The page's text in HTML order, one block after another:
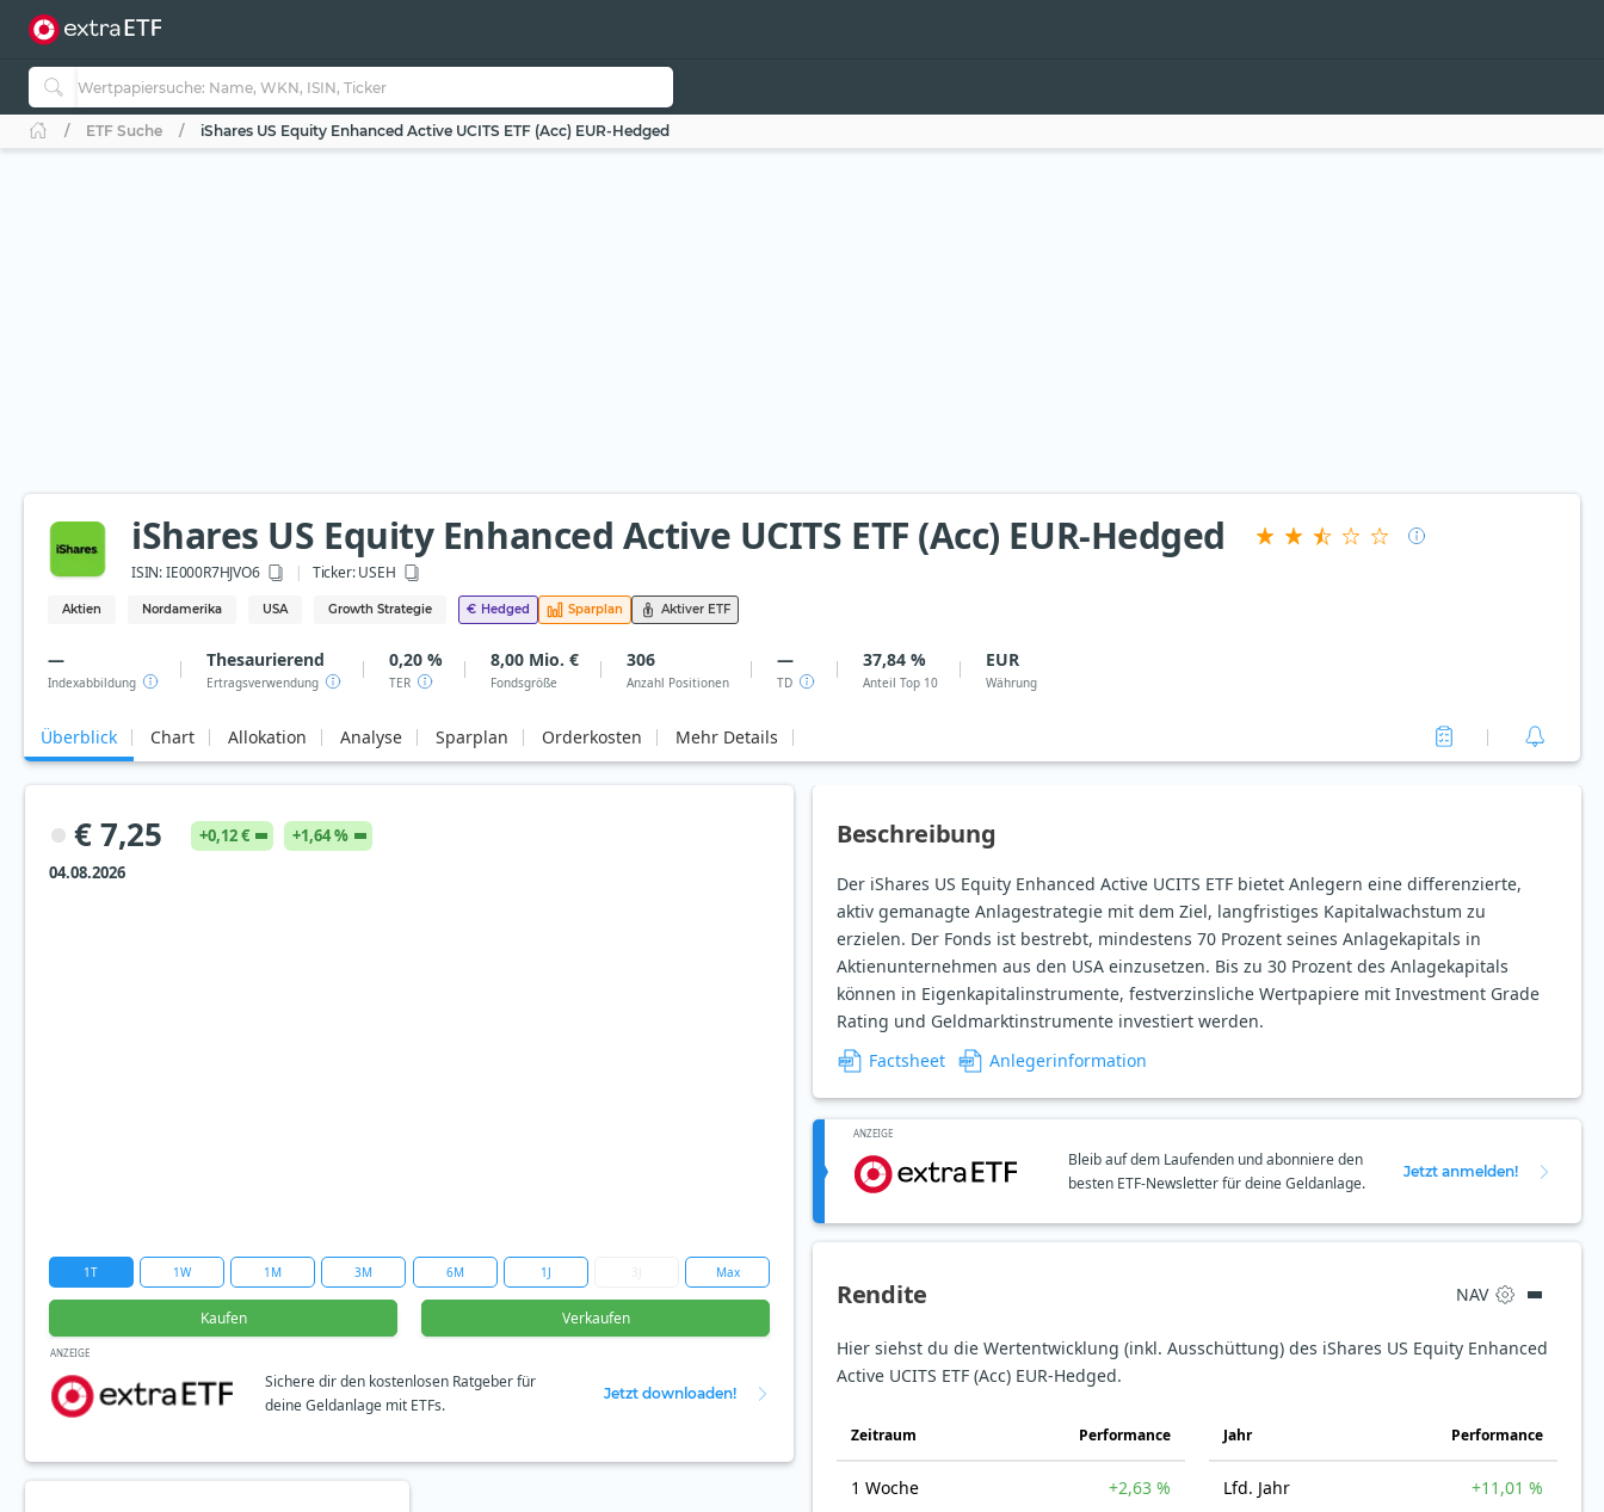
ETF Suche iShares US Equity Enhanced Active UCITS ETF (Acc) EUR-Hedged
iShares US Equity Enhanced Active UCITS ETF (Acc) EUR-Hedged
ISIN:IE000R7HJVO6 Ticker:USEH
Aktien Nordamerika USA Growth Strategie € Hedged Sparplan Aktiver ETF
—
Indexabbildung
Thesaurierend
Ertragsverwendung
0,20 %
TER
8,00 Mio. €
Fondsgröße
306
Anzahl Positionen
—
TD
37,84 %
Anteil Top 10
EUR
Währung
Überblick Chart Allokation Analyse Sparplan Orderkosten Mehr Details
€ 7,25 +0,12 €
+1,64 %
04.08.2026
1T 1W 1M 3M 6M 1J Max
Kaufen Verkaufen
ANZEIGE
Sichere dir den kostenlosen Ratgeber für
deine Geldanlage mit ETFs.
Jetzt downloaden!
Beschreibung
Der iShares US Equity Enhanced Active UCITS ETF bietet Anlegern eine differenzierte,
aktiv gemanagte Anlagestrategie mit dem Ziel, langfristiges Kapitalwachstum zu
erzielen. Der Fonds ist bestrebt, mindestens 70 Prozent seines Anlagekapitals in
Aktienunternehmen aus den USA einzusetzen. Bis zu 30 Prozent des Anlagekapitals
können in Eigenkapitalinstrumente, festverzinsliche Wertpapiere mit Investment Grade
Rating und Geldmarktinstrumente investiert werden.
Factsheet
Anlegerinformation
ANZEIGE
Bleib auf dem Laufenden und abonniere den
besten ETF-Newsletter für deine Geldanlage.
Jetzt anmelden!
Rendite NAV
Hier siehst du die Wertentwicklung (inkl. Ausschüttung) des iShares US Equity Enhanced
Active UCITS ETF (Acc) EUR-Hedged.
Zeit­raum Perfor­mance
1 Woche +2,63 %
Jahr Perfor­mance
Lfd. Jahr +11,01 %